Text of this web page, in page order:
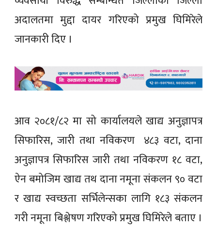
अदालतमा मुद्दा दायर गरिएको प्रमुख घिमिरेले
जानकारी दिए ।
आव २०८१/८२ मा सो कार्यालयले खाद्य अनुज्ञापत्र
सिफारिस, जारी तथा नविकरण ४८३ वटा, दाना
अनुज्ञापत्र सिफारिस जारी तथा नविकरण १८ वटा,
ऐन बमोजिम खाद्य तथ दाना नमूना संकलन ९० वटा
र खाद्य स्वच्छता सर्भिलेन्सका लागि १८३ संकलन
गरी नमूना बिश्लेषण गरिएको प्रमुख घिमिरेले बताए ।